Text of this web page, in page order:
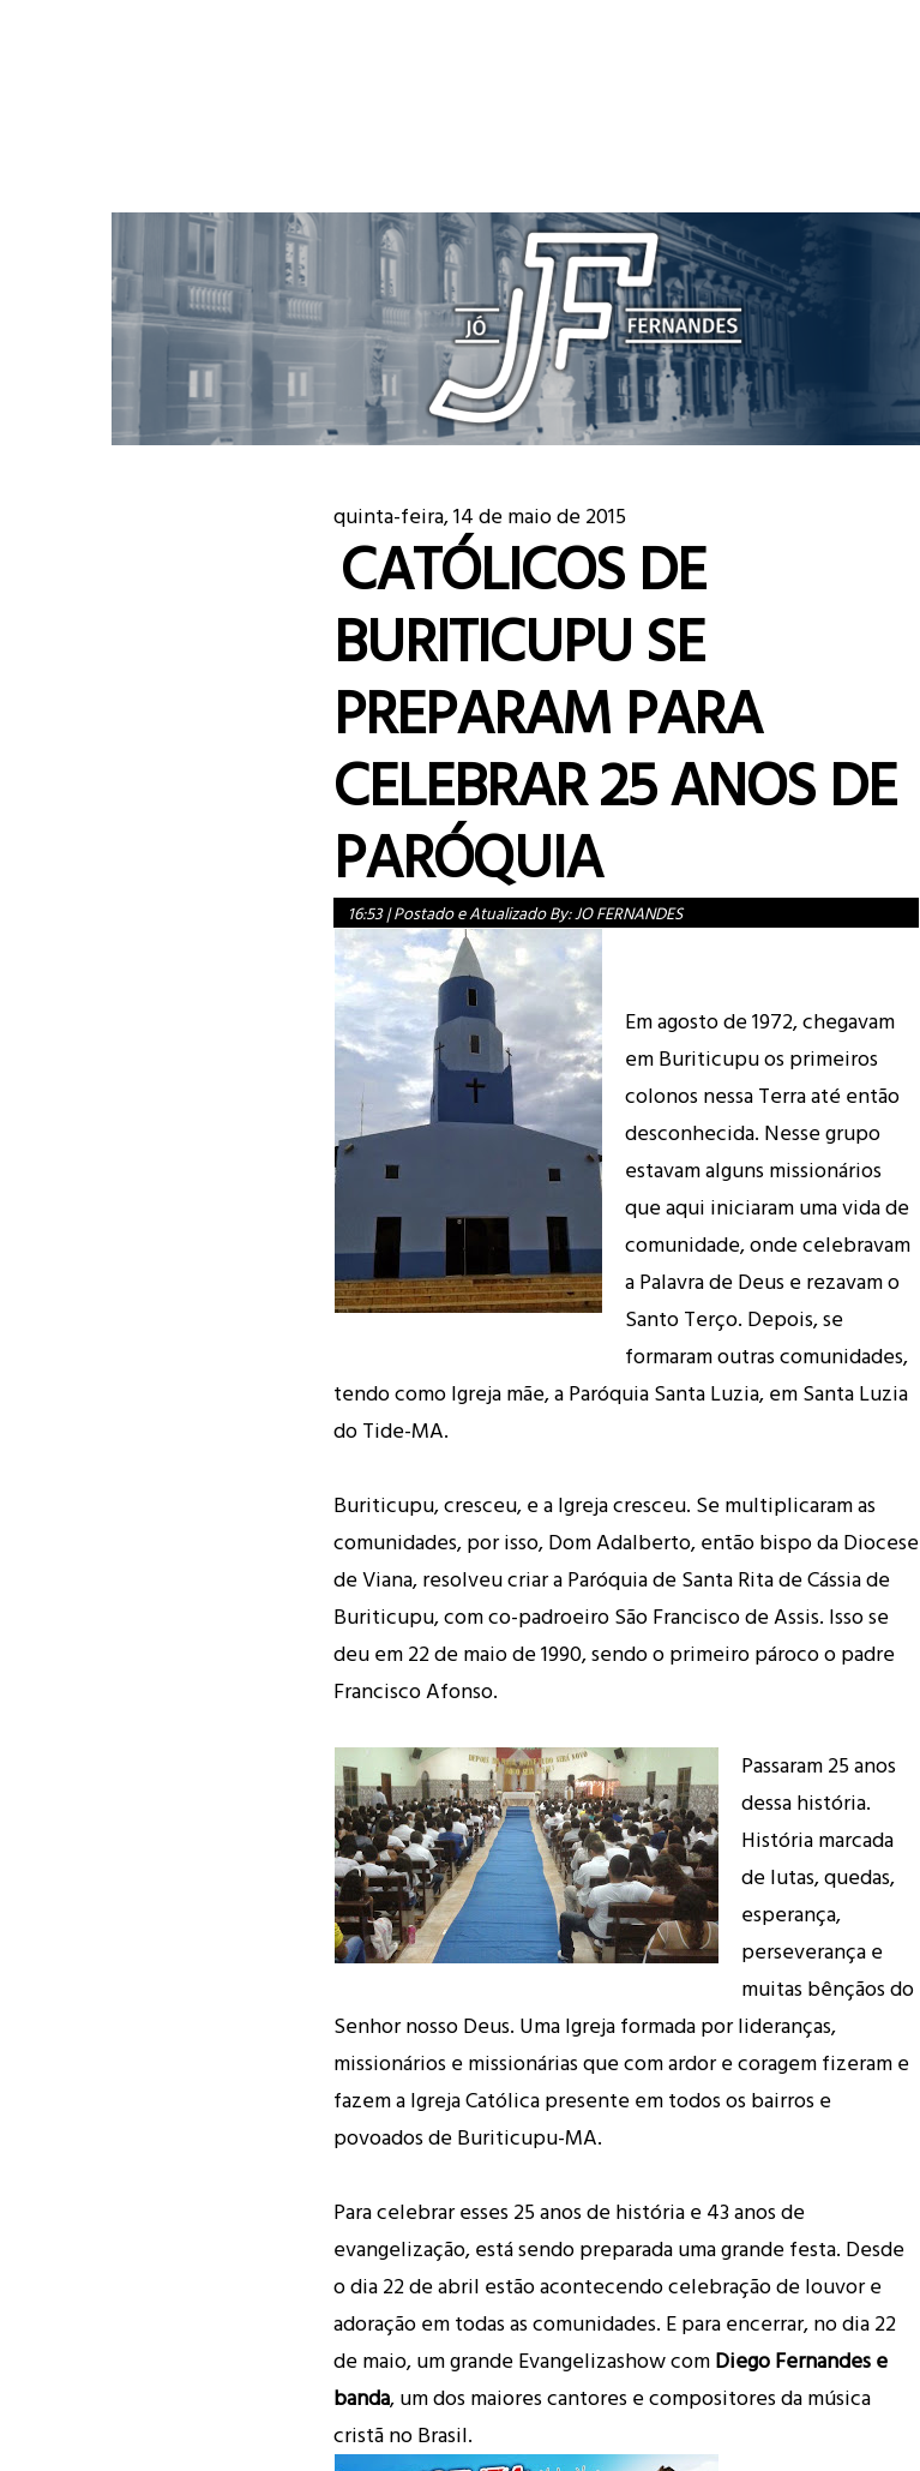
quinta-feira, 14 de maio de 2015
CATÓLICOS DE
BURITICUPU SE
PREPARAM PARA
CELEBRAR 25 ANOS DE
PARÓQUIA
16:53|Postado e Atualizado By:JO FERNANDES
Em agosto de 1972, chegavam
em Buriticupu os primeiros
colonos nessa Terra até então
desconhecida. Nesse grupo
estavam alguns missionários
que aqui iniciaram uma vida de
comunidade, onde celebravam
a Palavra de Deus e rezavam o
Santo Terço. Depois, se
formaram outras comunidades,
tendo como Igreja mãe, a Paróquia Santa Luzia, em Santa Luzia
do Tide-MA.
Buriticupu, cresceu, e a Igreja cresceu. Se multiplicaram as
comunidades, por isso, Dom Adalberto, então bispo da Diocese
de Viana, resolveu criar a Paróquia de Santa Rita de Cássia de
Buriticupu, com co-padroeiro São Francisco de Assis. Isso se
deu em 22 de maio de 1990, sendo o primeiro pároco o padre
Francisco Afonso.
Passaram 25 anos
dessa história.
História marcada
de lutas, quedas,
esperança,
perseverança e
muitas bênçãos do
Senhor nosso Deus. Uma Igreja formada por lideranças,
missionários e missionárias que com ardor e coragem fizeram e
fazem a Igreja Católica presente em todos os bairros e
povoados de Buriticupu-MA.
Para celebrar esses 25 anos de história e 43 anos de
evangelização, está sendo preparada uma grande festa. Desde
o dia 22 de abril estão acontecendo celebração de louvor e
adoração em todas as comunidades. E para encerrar, no dia 22
de maio, um grande Evangelizashow comDiego Fernandes e
banda, um dos maiores cantores e compositores da música
cristã no Brasil.